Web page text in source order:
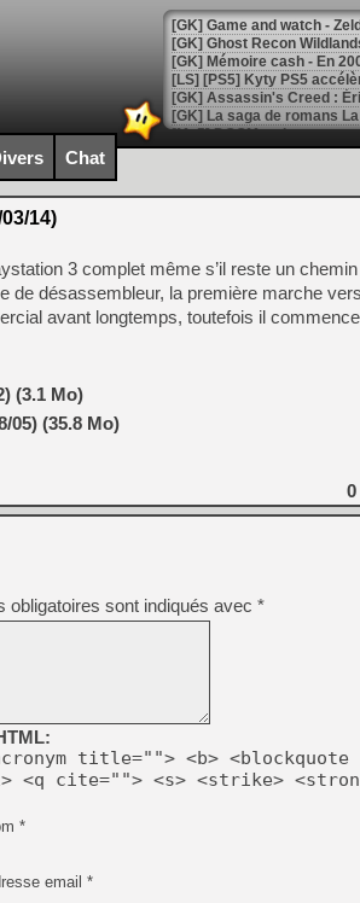
[Mo5] DOOM arrive en
[GK] Bethesda fête les 30
[GK] Roblox : l'action en
[GK] Agenda - GeForce
[GK] Devolver Digital en a
[LS] [PS5] ps5-y2jb-
[GK] Pourquoi Marvel
[GK] Test : Restory : Chill
[GK] GTA 6 : Rockstar
[GK] Hot Wheels Infinite
[GK] Mémoire cash -
[GK] Résultats Nintendo :
[GK] Déjà des
[Mo5] Brickboy cherche à
[GK] Minecraft et ses «
[GK] Beast of
[GK] Ubisoft : fin de partie
[GK] Mémoire cash -
[GK] Dan Houser (GTA)
[GK] Comment EA Sports
[GK] Crimson Moon : un
[GK] Isle of Reveries : le
[GK] Moonlighter 2 : The
[GK] Capcom relance
[Mo5] Deux inédits du
[GK] Le beat'em up The
[GK] Endless Legend 2 :
Chat
14)
3 complet même s’il reste un
de désassembleur, la première marche
avant longtemps, toutefois il
(3.1 Mo)
05) (35.8 Mo)
0
obligatoires sont indiqués avec *
title=""> <b> <blockquote
<q cite=""> <s> <strike>
*
email *